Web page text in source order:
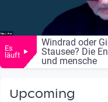
Es
läuft
Windrad oder
Stausee? Die
und mensche
Upcoming